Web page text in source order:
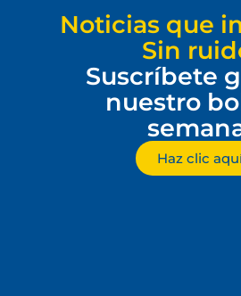
Noticias que
Sin
Suscríbete
nuestro
Haz clic